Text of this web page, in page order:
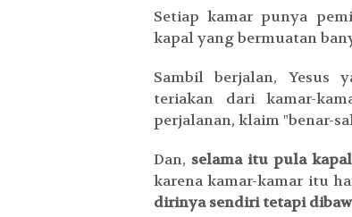
Setiap kamar punya
kapal yang bermuatan
Sambil berjalan, Yesus
teriakan dari kamar-
perjalanan, klaim "benar-
Dan, selama itu pula
karena kamar-kamar itu
dirinya sendiri tetapi